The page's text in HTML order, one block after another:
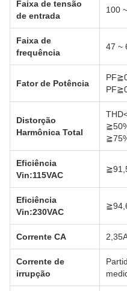
Faixa de tensão
de entrada
100
Faixa de
frequência
47 ~
Fator de Potência
Distorção
Harmônica Total
Eficiência
Vin:115VAC
Eficiência
Vin:230VAC
Corrente CA
Corrente de
irrupção